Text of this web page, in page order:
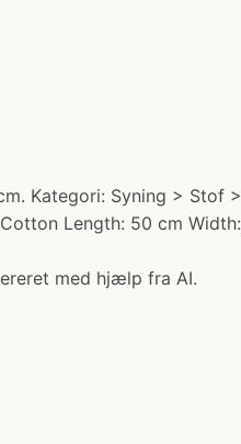
Kategori: Syning >
Length: 50 cm
med hjælp fra AI.